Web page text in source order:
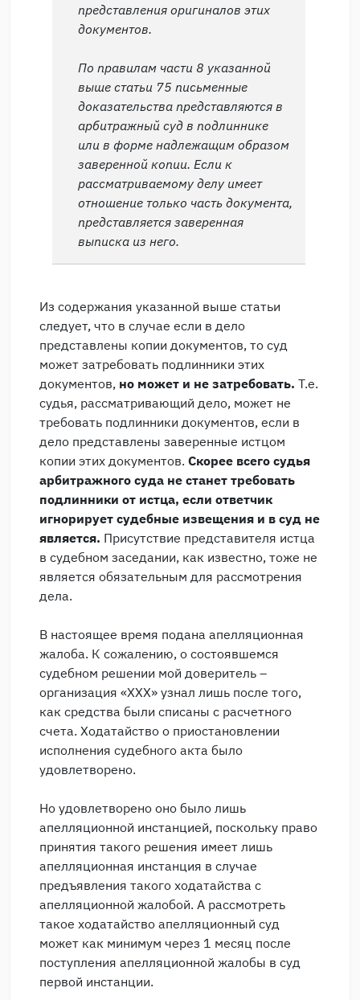
представления оригиналов этих
документов.
По правилам части 8 указанной
выше статьи 75 письменные
доказательства представляются в
арбитражный суд в подлиннике
или в форме надлежащим образом
заверенной копии. Если к
рассматриваемому делу имеет
отношение только часть документа,
представляется заверенная
выписка из него.
Из содержания указанной выше статьи
следует, что в случае если в дело
представлены копии документов, то суд
может затребовать подлинники этих
документов, но может и не затребовать. Т.е.
судья, рассматривающий дело, может не
требовать подлинники документов, если в
дело представлены заверенные истцом
копии этих документов. Скорее всего судья
арбитражного суда не станет требовать
подлинники от истца, если ответчик
игнорирует судебные извещения и в суд не
является. Присутствие представителя истца
в судебном заседании, как известно, тоже не
является обязательным для рассмотрения
дела.
В настоящее время подана апелляционная
жалоба. К сожалению, о состоявшемся
судебном решении мой доверитель –
организация «ХХХ» узнал лишь после того,
как средства были списаны с расчетного
счета. Ходатайство о приостановлении
исполнения судебного акта было
удовлетворено.
Но удовлетворено оно было лишь
апелляционной инстанцией, поскольку право
принятия такого решения имеет лишь
апелляционная инстанция в случае
предъявления такого ходатайства с
апелляционной жалобой. А рассмотреть
такое ходатайство апелляционный суд
может как минимум через 1 месяц после
поступления апелляционной жалобы в суд
первой инстанции.